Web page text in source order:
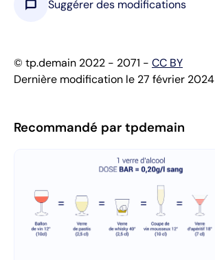
chat_bubble Suggérer des modifications
© tp.demain 2022 - 2071 - CC BY
Dernière modification le 27 février 2024
Recommandé par tpdemain